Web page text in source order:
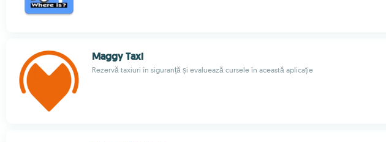
Maggy Taxi
Rezervă taxiuri în siguranță și evaluează cursele în această aplicație